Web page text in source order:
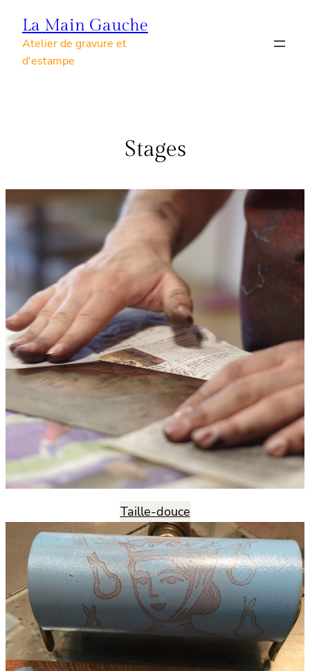
Skip
content
La Main Gauche
Atelier de gravure et
d'estampe
Stages
Taille-douce